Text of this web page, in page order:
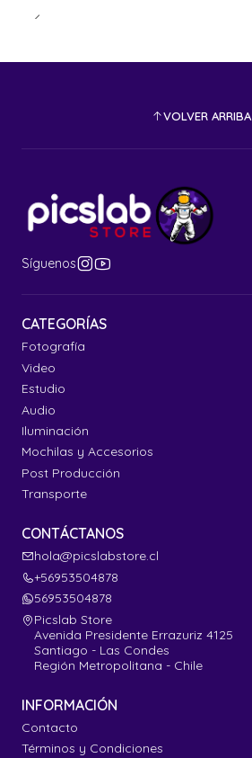
VOLVER ARRIBA
Síguenos
CATEGORÍAS
Fotografía
Video
Estudio
Audio
Iluminación
Mochilas y Accesorios
Post Producción
Transporte
CONTÁCTANOS
hola@picslabstore.cl
+56953504878
56953504878
Picslab Store
Avenida Presidente Errazuriz 4125
Santiago - Las Condes
Región Metropolitana - Chile
INFORMACIÓN
Contacto
Términos y Condiciones